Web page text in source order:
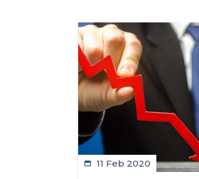
11 Feb 2020